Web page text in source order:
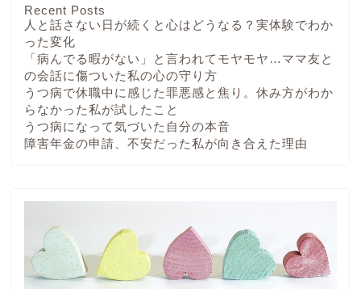
Recent Posts
人と話さない日が続くと心はどうなる？実体験でわか
った変化
「病んでる暇がない」と言われてモヤモヤ…ママ友と
の会話に傷ついた私の心の守り方
うつ病で休職中に感じた罪悪感と焦り。休み方がわか
らなかった私が試したこと
うつ病になって気づいた自分の本音
障害年金の申請、不安だった私が向き合えた理由